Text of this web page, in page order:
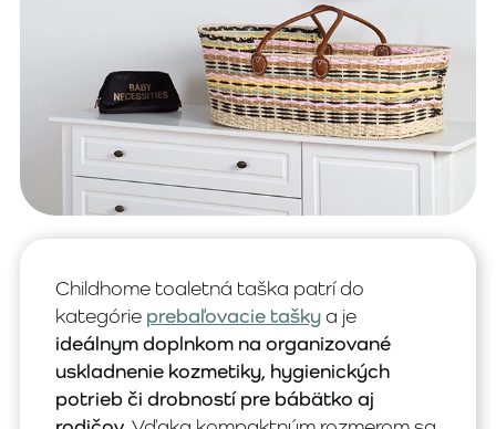
Childhome toaletná taška patrí do
kategórie prebaľovacie taškya je
ideálnym doplnkom na organizované
uskladnenie kozmetiky, hygienických
potrieb či drobností pre bábätko aj